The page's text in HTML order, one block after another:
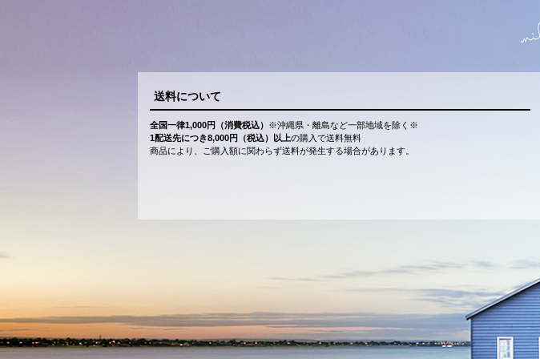
送料について
全国一律1,000円（消費税込） ※沖縄県・離島など一部地域を除く※
1配送先につき8,000円（税込）以上の購入で送料無料
商品により、ご購入額に関わらず送料が発生する場合があります。